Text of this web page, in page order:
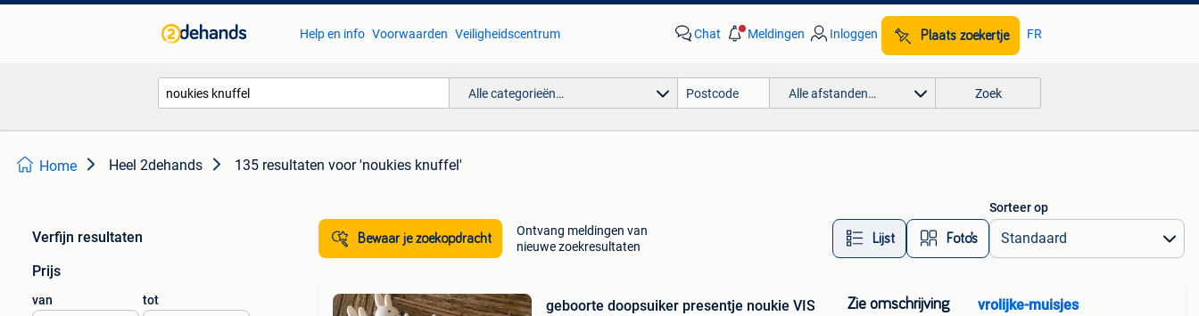
Help en info Voorwaarden Veiligheidscentrum Chat Meldingen Inloggen Plaats zoekertje FR
Alle categorieën… Alle afstanden… Zoek
Home Heel 2dehands 135 resultaten voor 'noukies knuffel'
Verfijn resultaten
Prijs
van tot
Bewaar je zoekopdracht
Ontvang meldingen van
nieuwe zoekresultaten
Lijst Foto’s
Sorteer op
geboorte doopsuiker presentje noukie VIS
Zie omschrijving vrolijke-muisjes